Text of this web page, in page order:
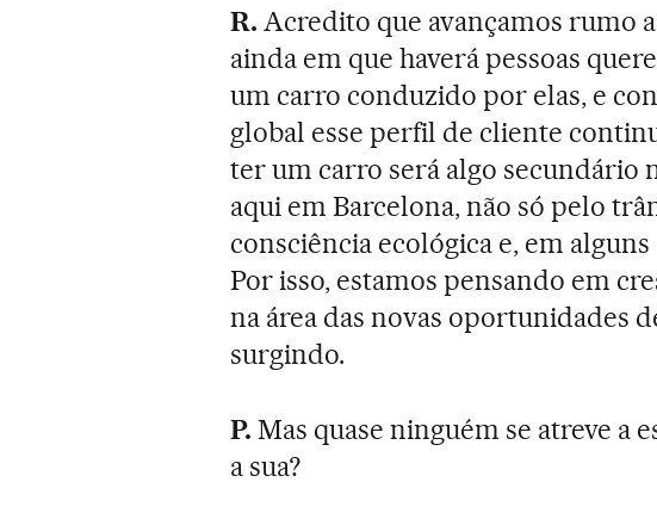
R. Acredito que avançamos rumo
ainda em que haverá pessoas
um carro conduzido por elas, e
global esse perfil de cliente
ter um carro será algo secundário
aqui em Barcelona, não só pelo
consciência ecológica e, em
Por isso, estamos pensando em
na área das novas oportunidades
surgindo.
P. Mas quase ninguém se atreve a
a sua?